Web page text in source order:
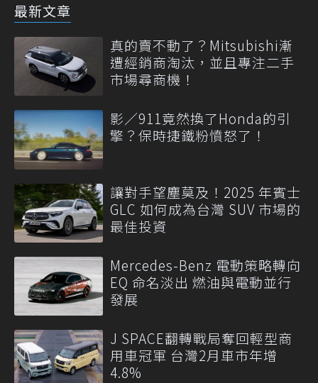
最新文章
真的賣不動了？Mitsubishi漸
遭經銷商淘汰，並且專注二手
市場尋商機！
影／911竟然換了Honda的引
擎？保時捷鐵粉憤怒了！
讓對手望塵莫及！2025 年賓士
GLC 如何成為台灣 SUV 市場的
最佳投資
Mercedes-Benz 電動策略轉向
EQ 命名淡出 燃油與電動並行
發展
J SPACE翻轉戰局奪回輕型商
用車冠軍 台灣2月車市年增
4.8%